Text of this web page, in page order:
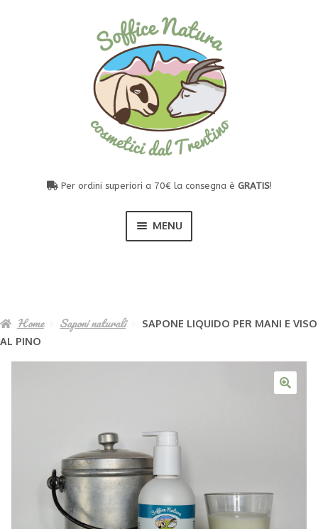
Per ordini superiori a 70€ la consegna è GRATIS!
MENU
La nostra azienda agricola
Italiano
Home Saponi naturali
SAPONE LIQUIDO PER MANI E VISO
AL PINO